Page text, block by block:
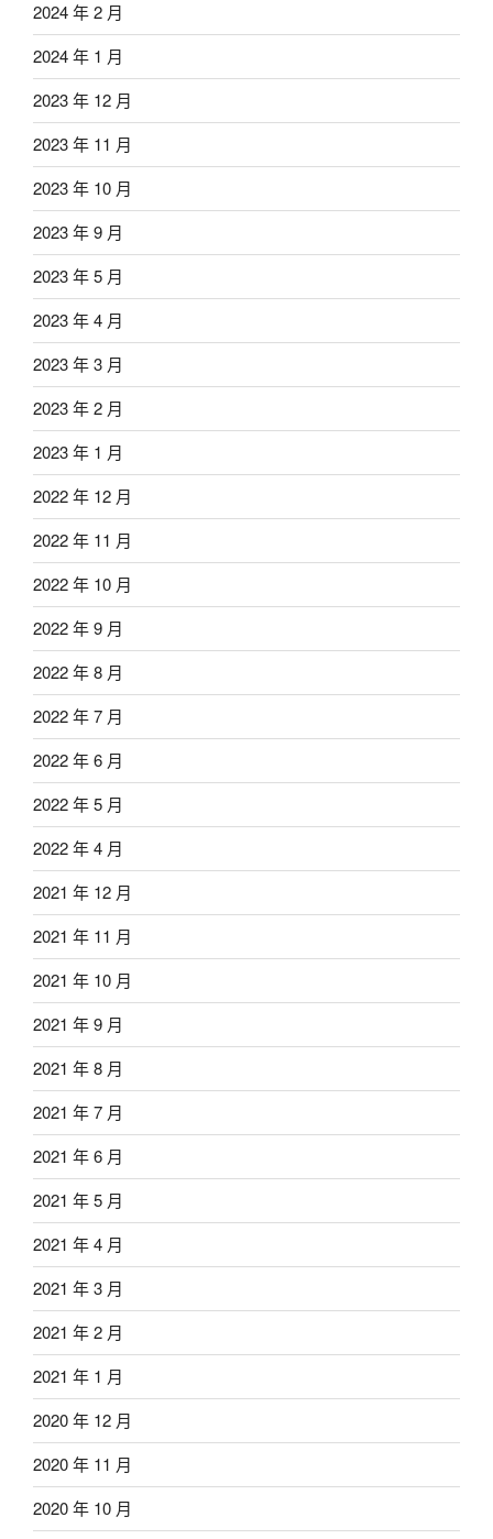
2024 年 2 月
2024 年 1 月
2023 年 12 月
2023 年 11 月
2023 年 10 月
2023 年 9 月
2023 年 5 月
2023 年 4 月
2023 年 3 月
2023 年 2 月
2023 年 1 月
2022 年 12 月
2022 年 11 月
2022 年 10 月
2022 年 9 月
2022 年 8 月
2022 年 7 月
2022 年 6 月
2022 年 5 月
2022 年 4 月
2021 年 12 月
2021 年 11 月
2021 年 10 月
2021 年 9 月
2021 年 8 月
2021 年 7 月
2021 年 6 月
2021 年 5 月
2021 年 4 月
2021 年 3 月
2021 年 2 月
2021 年 1 月
2020 年 12 月
2020 年 11 月
2020 年 10 月